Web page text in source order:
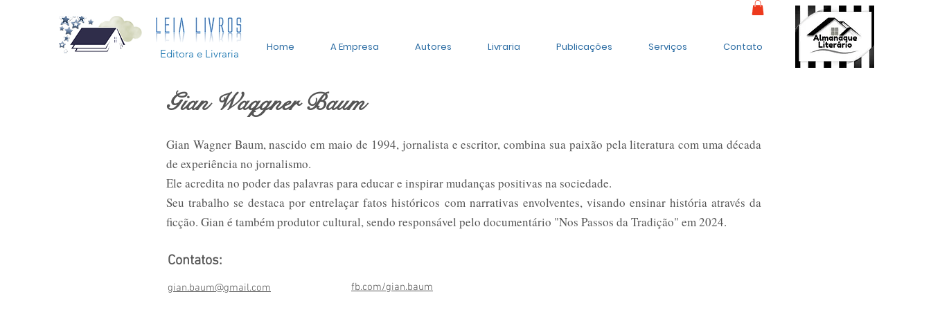
Home A Empresa Autores Livraria Publicações Serviços Contato
Gian Waqgner Baum
Gian Wagner Baum, nascido em maio de 1994, jornalista e escritor, combina sua paixão pela literatura com uma década
de experiência no jornalismo.
Ele acredita no poder das palavras para educar e inspirar mudanças positivas na sociedade.
Seu trabalho se destaca por entrelaçar fatos históricos com narrativas envolventes, visando ensinar história através da
ficção. Gian é também produtor cultural, sendo responsável pelo documentário "Nos Passos da Tradição" em 2024.
Contatos:
gian.baum@gmail.com fb.com/gian.baum
Editora e Livraria